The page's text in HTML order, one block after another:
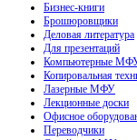
Бизнес-книги
Брошюровщики
Деловая литература
Для презентаций
Компьютерные
Копировальная
Лазерные МФУ
Лекционные доски
Офисное
Переводчики